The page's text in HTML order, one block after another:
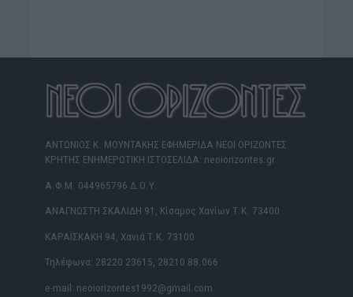
ΑΝΤΩΝΙΟΣ Κ. ΜΟΥΝΤΑΚΗΣ ΕΦΗΜΕΡΙΔΑ ΝΕΟΙ ΟΡΙΖΟΝΤΕΣ
ΚΡΗΤΗΣ ΕΝΗΜΕΡΩΤΙΚΗ ΙΣΤΟΣΕΛΙΔΑ: neoiorizontes.gr
Α.Φ.Μ. 044965796 Δ.Ο.Υ.
ΑΝΑΓΝΩΣΤΗ ΣΚΑΛΙΔΗ 91, Κίσαμος Χανίων Τ.Κ. 73400
ΚΑΡΑΪΣΚΑΚΗ 94, Χανιά Τ.Κ. 73100
Τηλέφωνα: 28220 23615, 28210 88.066
e-mail: neoiorizontes1992@gmail.com